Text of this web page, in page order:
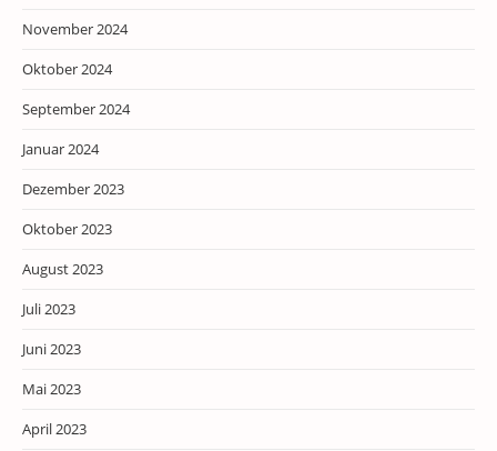
November 2024
Oktober 2024
September 2024
Januar 2024
Dezember 2023
Oktober 2023
August 2023
Juli 2023
Juni 2023
Mai 2023
April 2023